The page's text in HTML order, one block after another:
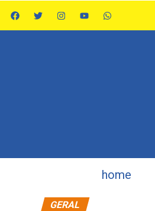
home
GERAL